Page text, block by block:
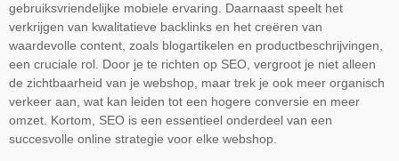
gebruiksvriendelijke mobiele ervaring. Daarnaast speelt het
verkrijgen van kwalitatieve backlinks en het creëren van
waardevolle content, zoals blogartikelen en productbeschrijvingen,
een cruciale rol. Door je te richten op SEO, vergroot je niet alleen
de zichtbaarheid van je webshop, maar trek je ook meer organisch
verkeer aan, wat kan leiden tot een hogere conversie en meer
omzet. Kortom, SEO is een essentieel onderdeel van een
succesvolle online strategie voor elke webshop.